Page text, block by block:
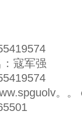
寇军强
。